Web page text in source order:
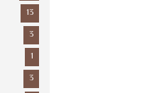
13
3
1
3